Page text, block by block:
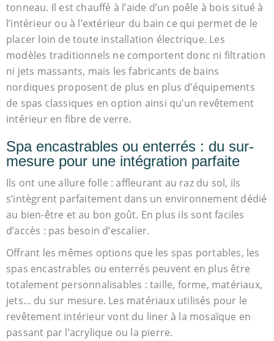
tonneau. Il est chauffé à l’aide d’un poêle à bois situé à
l’intérieur ou à l’extérieur du bain ce qui permet de le
placer loin de toute installation électrique. Les
modèles traditionnels ne comportent donc ni filtration
ni jets massants, mais les fabricants de bains
nordiques proposent de plus en plus d’équipements
de spas classiques en option ainsi qu’un revêtement
intérieur en fibre de verre.
Spa encastrables ou enterrés : du sur-
mesure pour une intégration parfaite
Ils ont une allure folle : affleurant au raz du sol, ils
s’intègrent parfaitement dans un environnement dédié
au bien-être et au bon goût. En plus ils sont faciles
d’accès : pas besoin d’escalier.
Offrant les mêmes options que les spas portables, les
spas encastrables ou enterrés peuvent en plus être
totalement personnalisables : taille, forme, matériaux,
jets… du sur mesure. Les matériaux utilisés pour le
revêtement intérieur vont du liner à la mosaïque en
passant par l’acrylique ou la pierre.